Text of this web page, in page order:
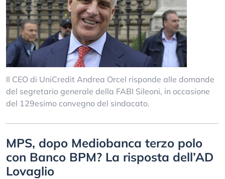
Il CEO di UniCredit Andrea Orcel risponde alle domande
del segretario generale della FABI Sileoni, in occasione
del 129esimo convegno del sindacato.
MPS, dopo Mediobanca terzo polo
con Banco BPM? La risposta dell’AD
Lovaglio